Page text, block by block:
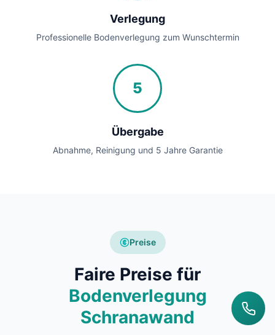
Verlegung
Professionelle Bodenverlegung zum Wunschtermin
5
Übergabe
Abnahme, Reinigung und 5 Jahre Garantie
Preise
Faire Preise für
Bodenverlegung
Schranawand